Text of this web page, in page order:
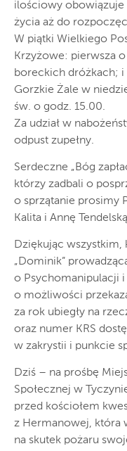
ilościowy obowiązuje
życia aż do
W piątki Wielkiego
Krzyżowe: pierwsza
boreckich dróżkach; i
Gorzkie Żale w
św. o godz. 15.00.
Za udział w
odpust zupełny.
Serdeczne „Bóg
którzy zadbali o
o sprzątanie prosimy
Kalita i Annę
Dziękując wszystkim,
„Dominik”
o Psychomanipulacji
o możliwości
za rok ubiegły na
oraz numer KRS
w zakrystii i punkcie
Dziś – na prośbę
Społecznej w
przed kościołem
z Hermanowej, która
na skutek pożaru